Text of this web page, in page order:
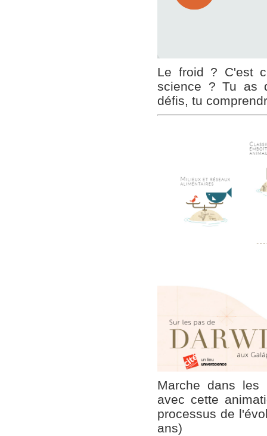
Le froid ? C'est
science ? Tu as
défis, tu
Marche dans les
avec cette
processus de
ans)